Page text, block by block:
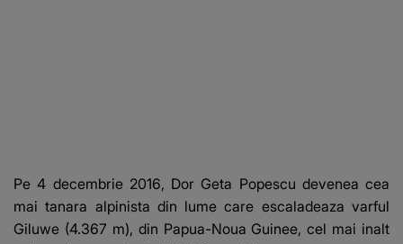
Pe 4 decembrie 2016, Dor Geta Popescu devenea cea
mai tanara alpinista din lume care escaladeaza varful
Giluwe (4.367 m), din Papua-Noua Guinee, cel mai inalt